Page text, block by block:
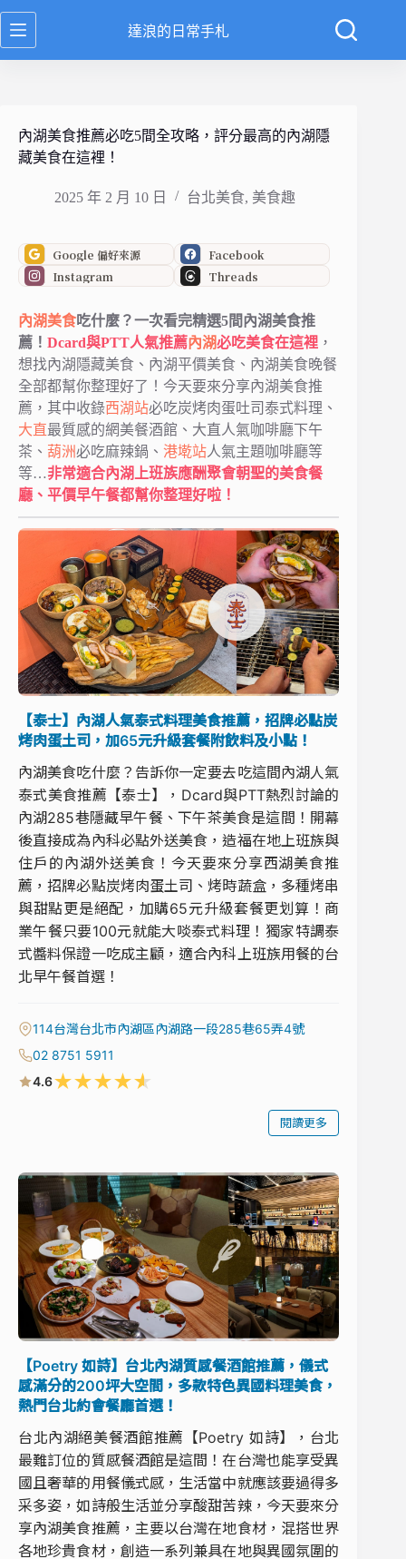
跳
至
達浪的日常手札
內湖美食推薦必吃5間全攻略，評分最高的內湖隱
藏美食在這裡！
2025 年 2 月 10 日 台北美食, 美食趣
Google 偏好來源
Facebook
Instagram
Threads
內湖美食吃什麼？一次看完精選5間內湖美食推
薦！ Dcard與PTT人氣推薦內湖必吃美食在這裡 ，
想找內湖隱藏美食、內湖平價美食、內湖美食晚餐
全部都幫你整理好了！今天要來分享內湖美食推
薦，其中收錄西湖站必吃炭烤肉蛋吐司泰式料理、
大直最質感的網美餐酒館、大直人氣咖啡廳下午
茶、 葫洲必吃麻辣鍋、 港墘站人氣主題咖啡廳等
等…非常適合內湖上班族應酬聚會朝聖的美食餐
廳、平價早午餐都幫你整理好啦！
【泰士】內湖人氣泰式料理美食推薦，招牌必點炭
烤肉蛋土司，加65元升級套餐附飲料及小點！
內湖美食吃什麼？告訴你一定要去吃這間內湖人氣
泰式美食推薦【泰士】，Dcard與PTT熱烈討論的
內湖285巷隱藏早午餐、下午茶美食是這間！開幕
後直接成為內科必點外送美食，造福在地上班族與
住戶的內湖外送美食！今天要來分享西湖美食推
薦，招牌必點炭烤肉蛋土司、烤時蔬盒，多種烤串
與甜點更是絕配，加購65元升級套餐更划算！商
業午餐只要100元就能大啖泰式料理！獨家特調泰
式醬料保證一吃成主顧，適合內科上班族用餐的台
北早午餐首選！
114台灣台北市內湖區內湖路一段285巷65弄4號
02 8751 5911
4.6★★★★★
閱讀更多
【Poetry 如詩】台北內湖質感餐酒館推薦，儀式
感滿分的200坪大空間，多款特色異國料理美食，
熱門台北約會餐廳首選！
台北內湖絕美餐酒館推薦【Poetry 如詩】，台北
最難訂位的質感餐酒館是這間！在台灣也能享受異
國且奢華的用餐儀式感，生活當中就應該要過得多
采多姿，如詩般生活並分享酸甜苦辣，今天要來分
享內湖美食推薦，主要以台灣在地食材，混搭世界
各地珍貴食材，創造一系列兼具在地與異國氛圍的